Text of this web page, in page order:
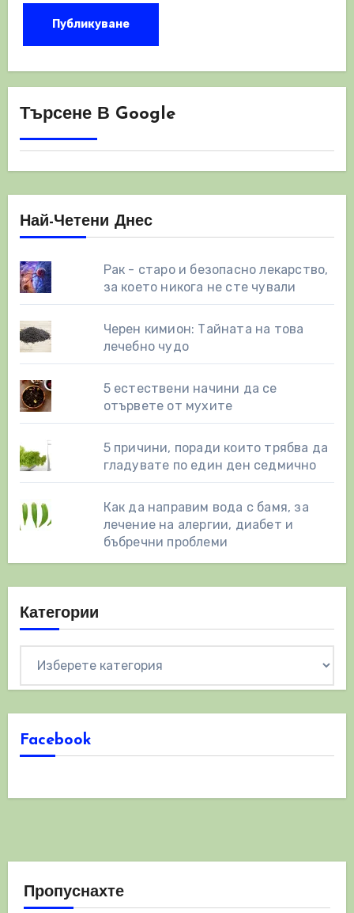
Търсене В Google
Най-Четени Днес
Рак - старо и безопасно лекарство,
за което никога не сте чували
Черен кимион: Тайната на това
лечебно чудо
5 естествени начини да се
отървете от мухите
5 причини, поради които трябва да
гладувате по един ден седмично
Как да направим вода с бамя, за
лечение на алергии, диабет и
бъбречни проблеми
Категории
Facebook
Пропуснахте